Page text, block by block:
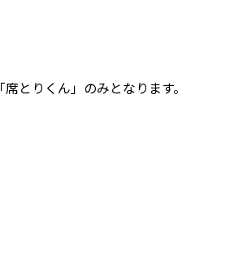
とりくん」のみとなります。